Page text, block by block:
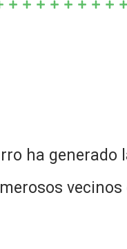
ha